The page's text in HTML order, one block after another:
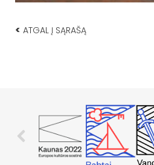
< ATGAL Į SĄRAŠĄ